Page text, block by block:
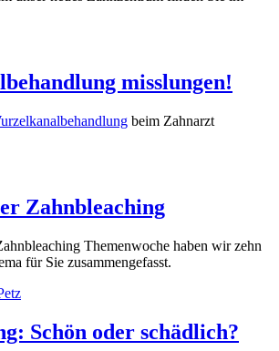
misslungen!
beim Zahnarzt
Zahnbleaching
Themenwoche haben wir zehn
für Sie zusammengefasst.
Schön oder schädlich?